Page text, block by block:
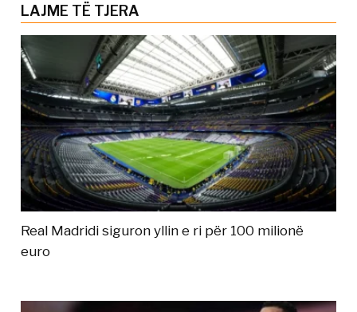
LAJME TË TJERA
Real Madridi siguron yllin e ri për 100 milionë
euro